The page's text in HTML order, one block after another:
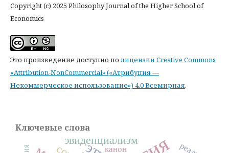
Copyright (c) 2025 Philosophy Journal of the Higher School of
Economics
Это произведение доступно полицензии Creative Commons
«Attribution-NonCommercial» («Атрибуция —
Некоммерческое использование») 4.0 Всемирная.
Ключевые слова
эвиденциализм
канон